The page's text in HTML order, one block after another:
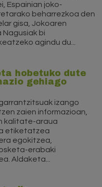
Espainian joko-
beharrezkoa den
gisa, Jokoaren
bi
agindu du...
hobetuko dute
gehiago
izango
zaien informazioan,
kalitate-araua
etiketatzea
egokitzea,
erabaki
Aldaketa...